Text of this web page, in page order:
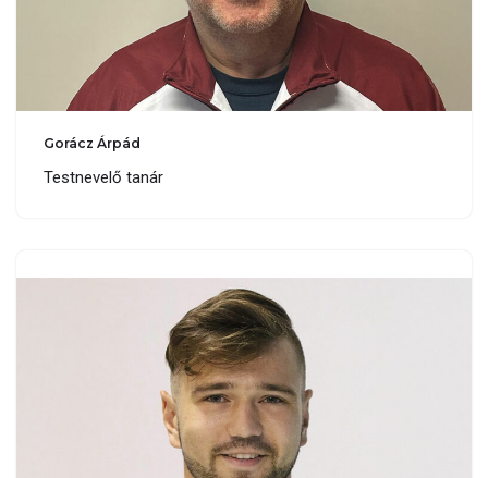
Gorácz Árpád
Testnevelő tanár